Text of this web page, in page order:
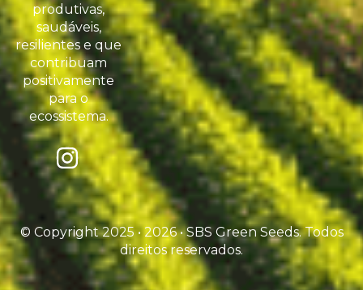
produtivas,
saudáveis,
resilientes e que
contribuam
positivamente
para o
ecossistema.
© Copyright 2025 • 2026 • SBS Green Seeds. Todos
direitos reservados.